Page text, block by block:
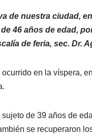
de nuestra ciudad,
46 años de edad,
de feria, sec. Dr.
en la víspera,
de 39 años de
se recuperaron